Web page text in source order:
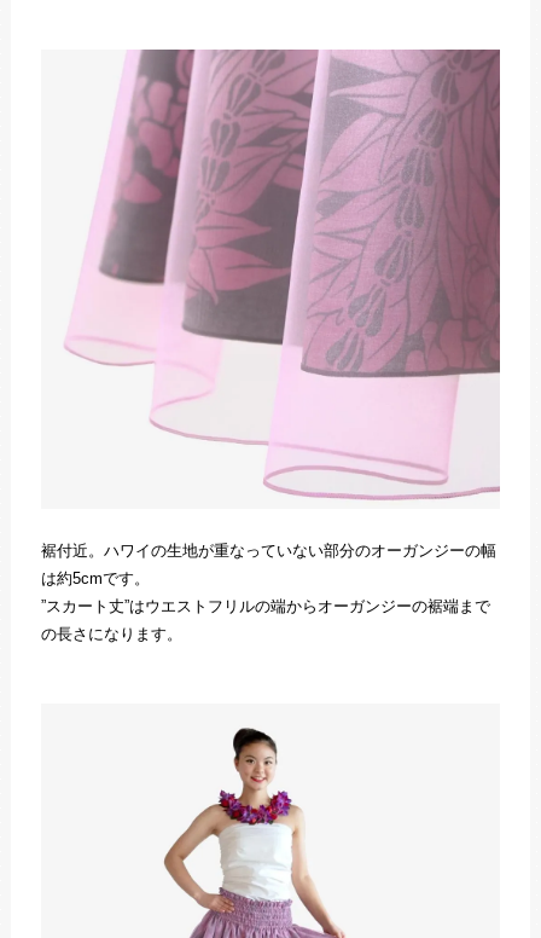
裾付近。ハワイの生地が重なっていない部分のオーガンジーの幅
は約5cmです。
”スカート丈”はウエストフリルの端からオーガンジーの裾端まで
の長さになります。